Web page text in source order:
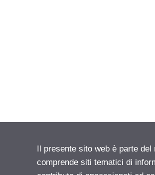
Il presente sito web è parte
comprende siti tematici di